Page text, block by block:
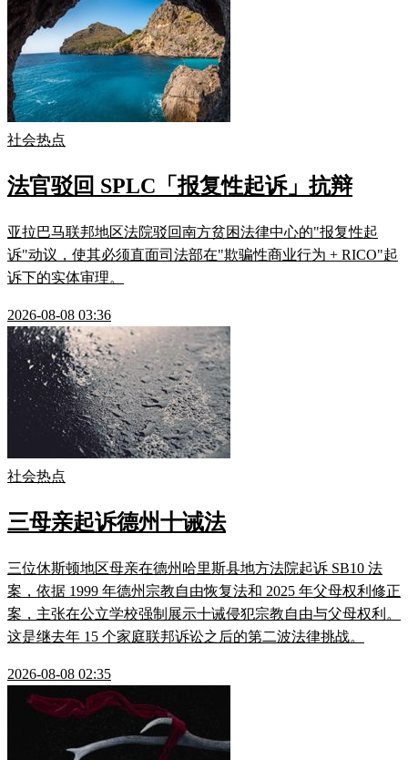
社会热点
法官驳回 SPLC「报复性起诉」抗辩
亚拉巴马联邦地区法院驳回南方贫困法律中心的"报复性起
诉"动议，使其必须直面司法部在"欺骗性商业行为 + RICO"起
诉下的实体审理。
2026-08-08 03:36
社会热点
三母亲起诉德州十诫法
三位休斯顿地区母亲在德州哈里斯县地方法院起诉 SB10 法
案，依据 1999 年德州宗教自由恢复法和 2025 年父母权利修正
案，主张在公立学校强制展示十诫侵犯宗教自由与父母权利。
这是继去年 15 个家庭联邦诉讼之后的第二波法律挑战。
2026-08-08 02:35